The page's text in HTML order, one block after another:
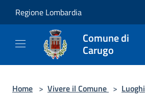
Regione Lombardia
Comune di
Carugo
Home > Vivere il Comune > Luoghi